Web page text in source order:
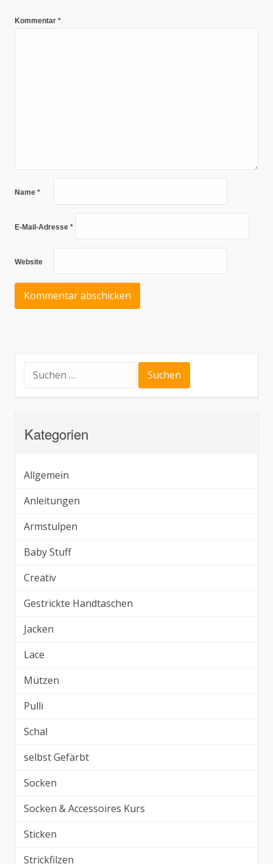
Kommentar *
Name *
E-Mail-Adresse *
Website
nach:
Kategorien
Allgemein
Anleitungen
Armstulpen
Baby Stuff
Creativ
Gestrickte Handtaschen
Jacken
Lace
Mützen
Pulli
Schal
selbst Gefärbt
Socken
Socken & Accessoires Kurs
Sticken
Strickfilzen